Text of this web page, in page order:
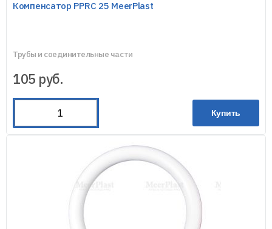
Компенсатор PPRC 25 MeerPlast
Трубы и соединительные части
105 руб.
Купить